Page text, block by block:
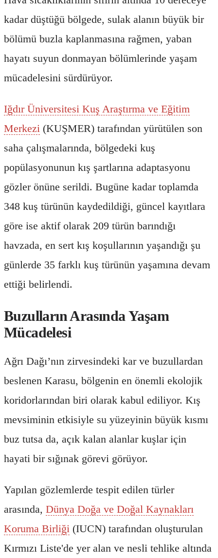
kadar düştüğü bölgede, sulak alanın büyük bir
bölümü buzla kaplanmasına rağmen, yaban
hayatı suyun donmayan bölümlerinde yaşam
mücadelesini sürdürüyor.
Iğdır Üniversitesi Kuş Araştırma ve Eğitim
Merkezi (KUŞMER) tarafından yürütülen son
saha çalışmalarında, bölgedeki kuş
popülasyonunun kış şartlarına adaptasyonu
gözler önüne serildi. Bugüne kadar toplamda
348 kuş türünün kaydedildiği, güncel kayıtlara
göre ise aktif olarak 209 türün barındığı
havzada, en sert kış koşullarının yaşandığı şu
günlerde 35 farklı kuş türünün yaşamına devam
ettiği belirlendi.
Buzulların Arasında Yaşam
Mücadelesi
Ağrı Dağı’nın zirvesindeki kar ve buzullardan
beslenen Karasu, bölgenin en önemli ekolojik
koridorlarından biri olarak kabul ediliyor. Kış
mevsiminin etkisiyle su yüzeyinin büyük kısmı
buz tutsa da, açık kalan alanlar kuşlar için
hayati bir sığınak görevi görüyor.
Yapılan gözlemlerde tespit edilen türler
arasında, Dünya Doğa ve Doğal Kaynakları
Koruma Birliği (IUCN) tarafından oluşturulan
Kırmızı Liste'de yer alan ve nesli tehlike altında